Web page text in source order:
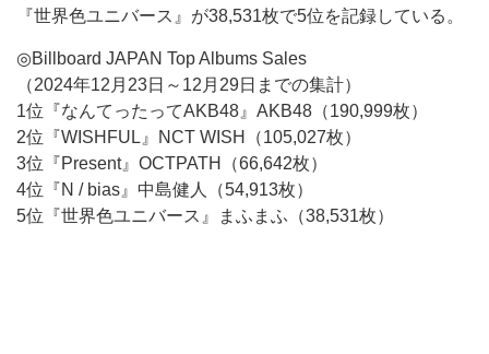
『世界色ユニバース』が38,531枚で5位を記録している。
◎Billboard JAPAN Top Albums Sales
（2024年12月23日～12月29日までの集計）
1位『なんてったってAKB48』AKB48（190,999枚）
2位『WISHFUL』NCT WISH（105,027枚）
3位『Present』OCTPATH（66,642枚）
4位『N / bias』中島健人（54,913枚）
5位『世界色ユニバース』まふまふ（38,531枚）